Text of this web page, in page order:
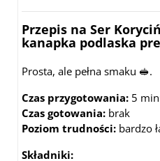
Przepis na Ser
kanapka podlaska
Prosta, ale pełna smaku 🥪.
Czas przygotowania: 5
Czas gotowania: brak
Poziom trudności: bardzo
Składniki: